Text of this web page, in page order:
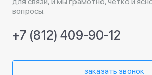
вопросы.
+7 (812) 409-90-12
заказать звонок